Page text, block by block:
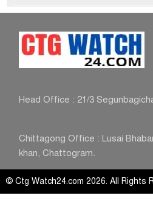
ইতিহাসের মাইলফলক
খুলশীতে জামায়াত
Head Office : 21/3
Chittagong Office : Lusai
khan, Chattogram.
© Ctg Watch24.com 2026. All Rights